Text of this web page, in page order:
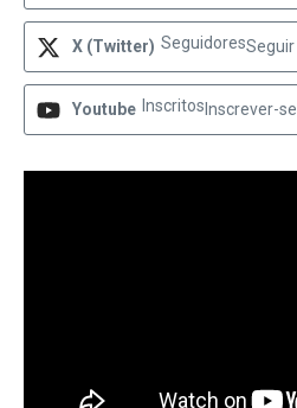
X (Twitter) SeguidoresSeguir
Youtube Inscritos Inscrever-se